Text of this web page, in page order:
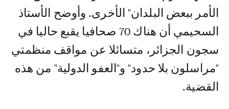
الأمر ببعض البلدان" الأخرى. وأوضح الأستاذ
السحيمي أن هناك 70 صحافيا يقبع حاليا في
سجون الجزائر، متسائلا عن مواقف منظمتي
"مراسلون بلا حدود" و"العفو الدولية" من هذه
القضية.